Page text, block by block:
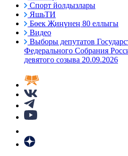
Спорт йолдызлары
ЯшьТИ
Бөек Җиңүнең 80 еллыгы
Видео
Выборы депутатов
Федерального Собрания
девятого созыва 20.09.2026